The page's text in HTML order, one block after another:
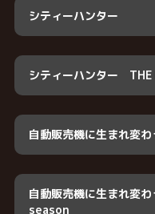
シティーハンター
シティーハンター
自動販売機に生まれ変
自動販売機に生まれ変
season